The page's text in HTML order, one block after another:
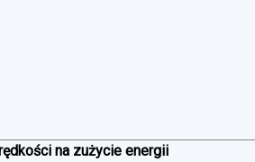
na zużycie energii